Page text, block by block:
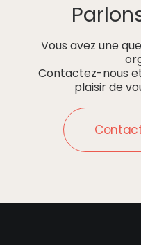
Vous avez une
Contactez-nous
plaisir de